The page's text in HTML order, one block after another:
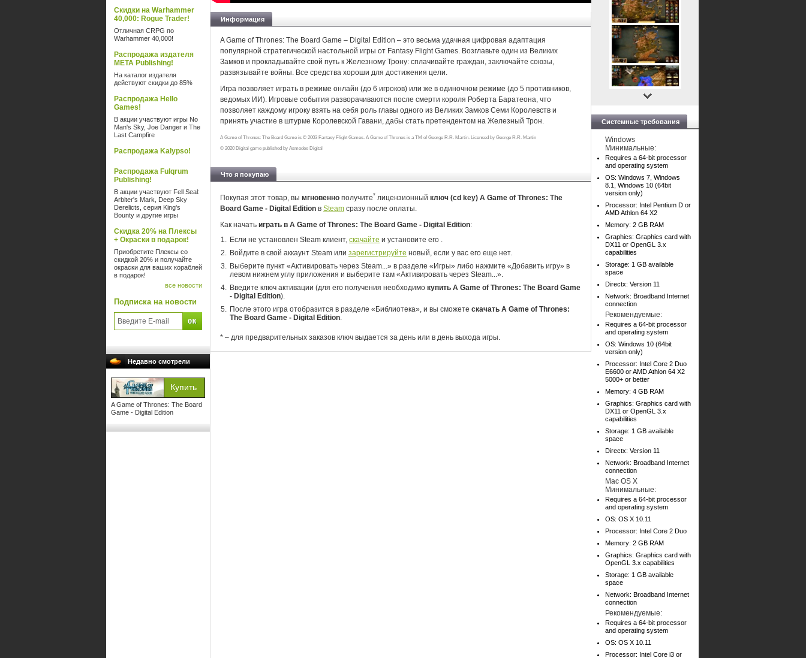
Скидки на Warhammer
40,000: Rogue Trader!
Отличная CRPG по
Warhammer 40,000!
Распродажа издателя
META Publishing!
На каталог издателя
действуют скидки до 85%
Распродажа Hello
Games!
В акции участвуют игры No
Man's Sky, Joe Danger и The
Last Campfire
Распродажа Kalypso!
Распродажа Fulqrum
Publishing!
В акции участвуют Fell Seal:
Arbiter's Mark, Deep Sky
Derelicts, серия King's
Bounty и другие игры
Скидка 20% на Плексы
+ Окраски в подарок!
Приобретите Плексы со
скидкой 20% и получайте
окраски для ваших кораблей
в подарок!
все новости
Подписка на новости
Недавно смотрели
A Game of Thrones: The Board
Game - Digital Edition
Информация
A Game of Thrones: The Board Game – Digital Edition – это весьма удачная цифровая адаптация
популярной стратегической настольной игры от Fantasy Flight Games. Возглавьте один из Великих
Замков и прокладывайте свой путь к Железному Трону: сплачивайте граждан, заключайте союзы,
развязывайте войны. Все средства хороши для достижения цели.
Игра позволяет играть в режиме онлайн (до 6 игроков) или же в одиночном режиме (до 5 противников,
ведомых ИИ). Игровые события разворачиваются после смерти короля Роберта Баратеона, что
позволяет каждому игроку взять на себя роль главы одного из Великих Замков Семи Королевств и
принять участие в штурме Королевской Гавани, дабы стать претендентом на Железный Трон.
A Game of Thrones: The Board Game is © 2003 Fantasy Flight Games. A Game of Thrones is a TM of George R.R. Martin. Licensed by George R.R. Martin
© 2020 Digital game published by Asmodee Digital
Что я покупаю
Покупая этот товар, вы мгновенно получите* лицензионный ключ (cd key) A Game of Thrones: The
Board Game - Digital Edition в Steam сразу после оплаты.
Как начать играть в A Game of Thrones: The Board Game - Digital Edition:
Если не установлен Steam клиент, скачайте и установите его .
Войдите в свой аккаунт Steam или зарегистрируйте новый, если у вас его еще нет.
Выберите пункт «Активировать через Steam...» в разделе «Игры» либо нажмите «Добавить игру» в
левом нижнем углу приложения и выберите там «Активировать через Steam...».
Введите ключ активации (для его получения необходимо купить A Game of Thrones: The Board Game
- Digital Edition).
После этого игра отобразится в разделе «Библиотека», и вы сможете скачать A Game of Thrones:
The Board Game - Digital Edition.
* – для предварительных заказов ключ выдается за день или в день выхода игры.
Системные требования
Windows
Минимальные:
Requires a 64-bit processor
and operating system
OS: Windows 7, Windows
8.1, Windows 10 (64bit
version only)
Processor: Intel Pentium D or
AMD Athlon 64 X2
Memory: 2 GB RAM
Graphics: Graphics card with
DX11 or OpenGL 3.x
capabilities
Storage: 1 GB available
space
Directx: Version 11
Network: Broadband Internet
connection
Рекомендуемые:
Requires a 64-bit processor
and operating system
OS: Windows 10 (64bit
version only)
Processor: Intel Core 2 Duo
E6600 or AMD Athlon 64 X2
5000+ or better
Memory: 4 GB RAM
Graphics: Graphics card with
DX11 or OpenGL 3.x
capabilities
Storage: 1 GB available
space
Directx: Version 11
Network: Broadband Internet
connection
Mac OS X
Минимальные:
Requires a 64-bit processor
and operating system
OS: OS X 10.11
Processor: Intel Core 2 Duo
Memory: 2 GB RAM
Graphics: Graphics card with
OpenGL 3.x capabilities
Storage: 1 GB available
space
Network: Broadband Internet
connection
Рекомендуемые:
Requires a 64-bit processor
and operating system
OS: OS X 10.11
Processor: Intel Core i3 or